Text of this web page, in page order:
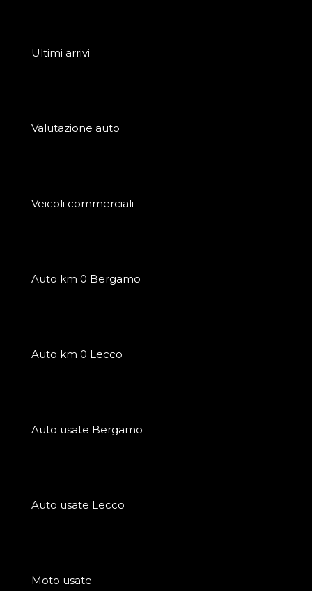
Ultimi arrivi
Valutazione auto
Veicoli commerciali
Auto km 0 Bergamo
Auto km 0 Lecco
Auto usate Bergamo
Auto usate Lecco
Moto usate